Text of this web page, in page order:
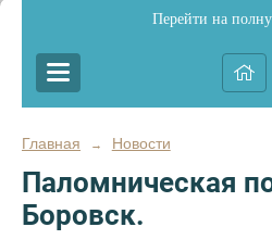
Перейти на
Главная → Новости
Паломническая
Боровск.